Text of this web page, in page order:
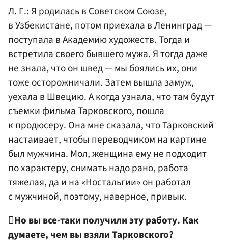
Л. Г.: Я родилась в Советском Союзе,
в Узбекистане, потом приехала в Ленинград —
поступала в Академию художеств. Тогда и
встретила своего бывшего мужа. Я тогда даже
не знала, что он швед — мы боялись их, они
тоже осторожничали. Затем вышла замуж,
уехала в Швецию. А когда узнала, что там будут
съемки фильма Тарковского, пошла
к продюсеру. Она мне сказала, что Тарковский
настаивает, чтобы переводчиком на картине
был мужчина. Мол, женщина ему не подходит
по характеру, снимать надо рано, работа
тяжелая, да и на «Ностальгии» он работал
с мужчиной, поэтому, наверное, привык.
Но вы все-таки получили эту работу. Как
думаете, чем вы взяли Тарковского?